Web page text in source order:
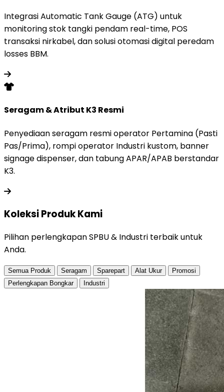
Integrasi Automatic Tank Gauge (ATG) untuk
monitoring stok tangki pendam real-time, POS
transaksi nirkabel, dan solusi otomasi digital peredam
losses BBM.
Seragam & Atribut K3 Resmi
Penyediaan seragam resmi operator Pertamina (Pasti
Pas/Prima), rompi operator Industri kustom, banner
signage dispenser, dan tabung APAR/APAB berstandar
K3.
Koleksi ProdukKami
Pilihan perlengkapan SPBU & Industri terbaik untuk
Anda.
Semua Produk Seragam Sparepart Alat Ukur
Promosi
Perlengkapan Bongkar
Industri